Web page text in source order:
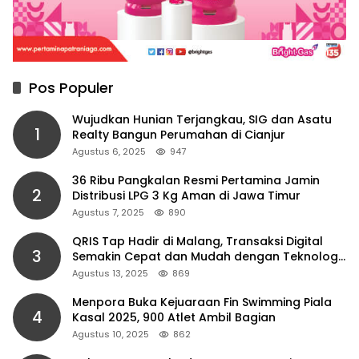
Pos Populer
1
Wujudkan Hunian Terjangkau, SIG dan Asatu
Realty Bangun Perumahan di Cianjur
Agustus 6, 2025 947
2
36 Ribu Pangkalan Resmi Pertamina Jamin
Distribusi LPG 3 Kg Aman di Jawa Timur
Agustus 7, 2025 890
3
QRIS Tap Hadir di Malang, Transaksi Digital
Semakin Cepat dan Mudah dengan Teknologi
NFC
Agustus 13, 2025 869
4
Menpora Buka Kejuaraan Fin Swimming Piala
Kasal 2025, 900 Atlet Ambil Bagian
Agustus 10, 2025 862